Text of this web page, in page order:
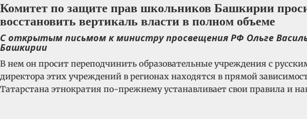
Комитет по защите прав школьников Башкирии
восстановить вертикаль власти в полном объеме
С открытым письмом к министру просвещения РФ Ольге
Башкирии
В нем он просит переподчинить образовательные учреждения с
директора этих учреждений в регионах находятся в прямой
Татарстана этнократия по-прежнему устанавливает свои правила и